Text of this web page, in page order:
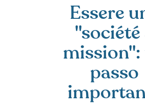
Essere
"société
mission":
passo